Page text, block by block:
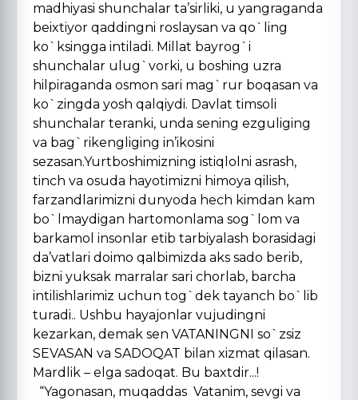
madhiyasi shunchalar ta’sirliki, u yangraganda
beixtiyor qaddingni roslaysan va qo`ling
ko`ksingga intiladi. Millat bayrog`i
shunchalar ulug`vorki, u boshing uzra
hilpiraganda osmon sari mag`rur boqasan va
ko`zingda yosh qalqiydi. Davlat timsoli
shunchalar teranki, unda sening ezguliging
va bag`rikengliging in’ikosini
sezasan.Yurtboshimizning istiqlolni asrash,
tinch va osuda hayotimizni himoya qilish,
farzandlarimizni dunyoda hech kimdan kam
bo`lmaydigan hartomonlama sog`lom va
barkamol insonlar etib tarbiyalash borasidagi
da’vatlari doimo qalbimizda aks sado berib,
bizni yuksak marralar sari chorlab, barcha
intilishlarimiz uchun tog`dek tayanch bo`lib
turadi.. Ushbu hayajonlar vujudingni
kezarkan, demak sen VATANINGNI so`zsiz
SEVASAN va SADOQAT bilan xizmat qilasan.
Mardlik – elga sadoqat. Bu baxtdir...!
“Yagonasan, muqaddas Vatanim, sevgi va